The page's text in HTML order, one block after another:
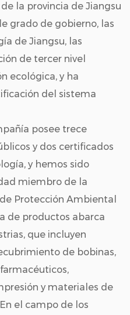
la provincia de Jiangsu
grado de gobierno, las
de Jiangsu, las
de tercer nivel
ecológica, y ha
del sistema
posee trece
y dos certificados
y hemos sido
miembro de la
Protección Ambiental
de productos abarca
que incluyen
de bobinas,
y materiales de
el campo de los